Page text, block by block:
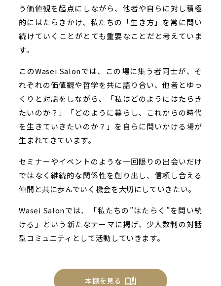
う価値観を起点にしながら、他者や自らに対し積極
的にはたらきかけ、私たちの「生き方」を常に問い
続けていくことがとても重要なことだと考えていま
す。
このWasei Salonでは、この場に集う者同士が、そ
れぞれの価値観や哲学を共に語り合い、他者とゆっ
くりと対話をしながら、「私はどのようにはたらき
たいのか？」「どのように暮らし、これからの時代
を生きていきたいのか？」を自らに問いかける場が
生まれてきています。
セミナーやイベントのような一回限りの出会いだけ
ではなく継続的な関係性を創り出し、信頼し合える
仲間と共に歩んでいく機会を大切にしていきたい。
Wasei Salonでは、「私たちの”はたらく”を問い続
ける」という新たなテーマに掲げ、少人数制の対話
型コミュニティとして活動していきます。
本棚を見る